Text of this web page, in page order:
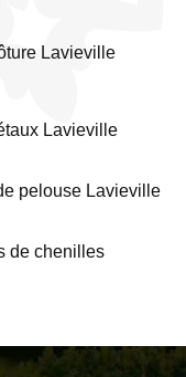
Lavieville
Lavieville
pelouse Lavieville
de chenilles